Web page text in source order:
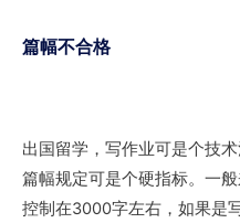
篇幅不合格
出国留学，写作业可是个技
篇幅规定可是个硬指标。一
控制在3000字左右，如果是